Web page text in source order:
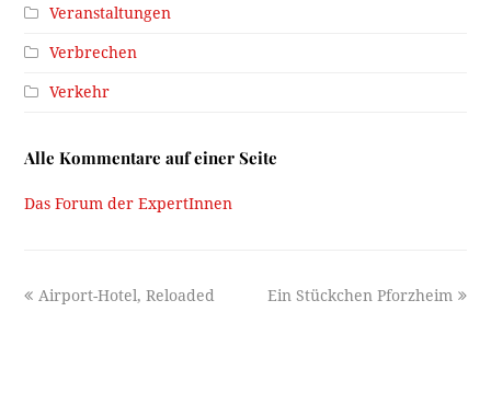
Veranstaltungen
Verbrechen
Verkehr
Alle Kommentare auf einer Seite
Das Forum der ExpertInnen
previous
Airport-Hotel, Reloaded
next
Ein Stückchen Pforzheim